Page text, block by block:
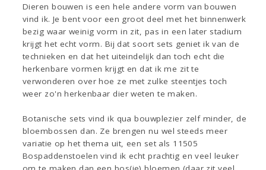
Dieren bouwen is een hele andere vorm van bouwen
vind ik. Je bent voor een groot deel met het binnenwerk
bezig waar weinig vorm in zit, pas in een later stadium
krijgt het echt vorm. Bij dat soort sets geniet ik van de
technieken en dat het uiteindelijk dan toch echt die
herkenbare vormen krijgt en dat ik me zit te
verwonderen over hoe ze met zulke steentjes toch
weer zo'n herkenbaar dier weten te maken.
Botanische sets vind ik qua bouwplezier zelf minder, de
bloembossen dan. Ze brengen nu wel steeds meer
variatie op het thema uit, een set als 11505
Bospaddenstoelen vind ik echt prachtig en veel leuker